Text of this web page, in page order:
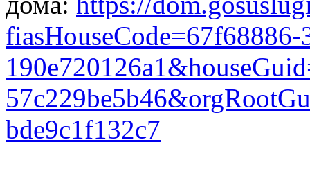
fiasHouseCode=67f68886-
bde9c1f132c7